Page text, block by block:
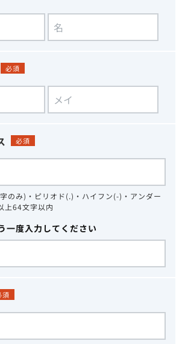
必須
必須
のみ)・ピリオド(.)・ハイフン(-)・アンダー
上64文字以内
一度入力してください
須